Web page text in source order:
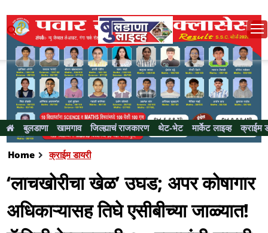
बुलडाणा खामगाव जिल्ह्याचं राजकारण थेट-भेट मार्केट लाइव्ह क्राईम
Home क्राईम डायरी
‘लाचखोरीचा खेळ’ उघड; अपर कोषागार
अधिकाऱ्यासह तिघे एसीबीच्या जाळ्यात!